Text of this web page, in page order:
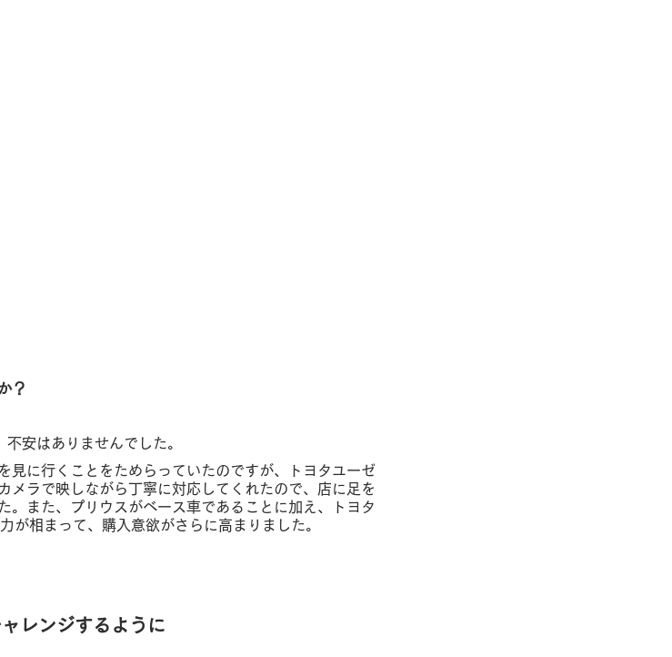
？
安はありませんでした。
に行くことをためらっていたのですが、トヨタユーゼ
メラで映しながら丁寧に対応してくれたので、店に足を
。また、プリウスがベース車であることに加え、トヨタ
が相まって、購入意欲がさらに高まりました。
レンジするように